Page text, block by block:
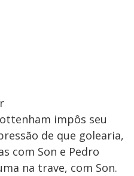
impôs seu
de que golearia,
com Son e Pedro
na trave, com Son.